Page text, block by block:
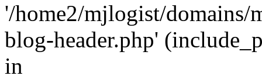
'/home2/mjlogist/
blog-header.php'
in